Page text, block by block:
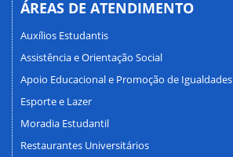
ÁREAS DE ATENDIMENTO
Auxílios Estudantis
Assistência e Orientação Social
Apoio Educacional e Promoção de Igualdades
Esporte e Lazer
Moradia Estudantil
Restaurantes Universitários